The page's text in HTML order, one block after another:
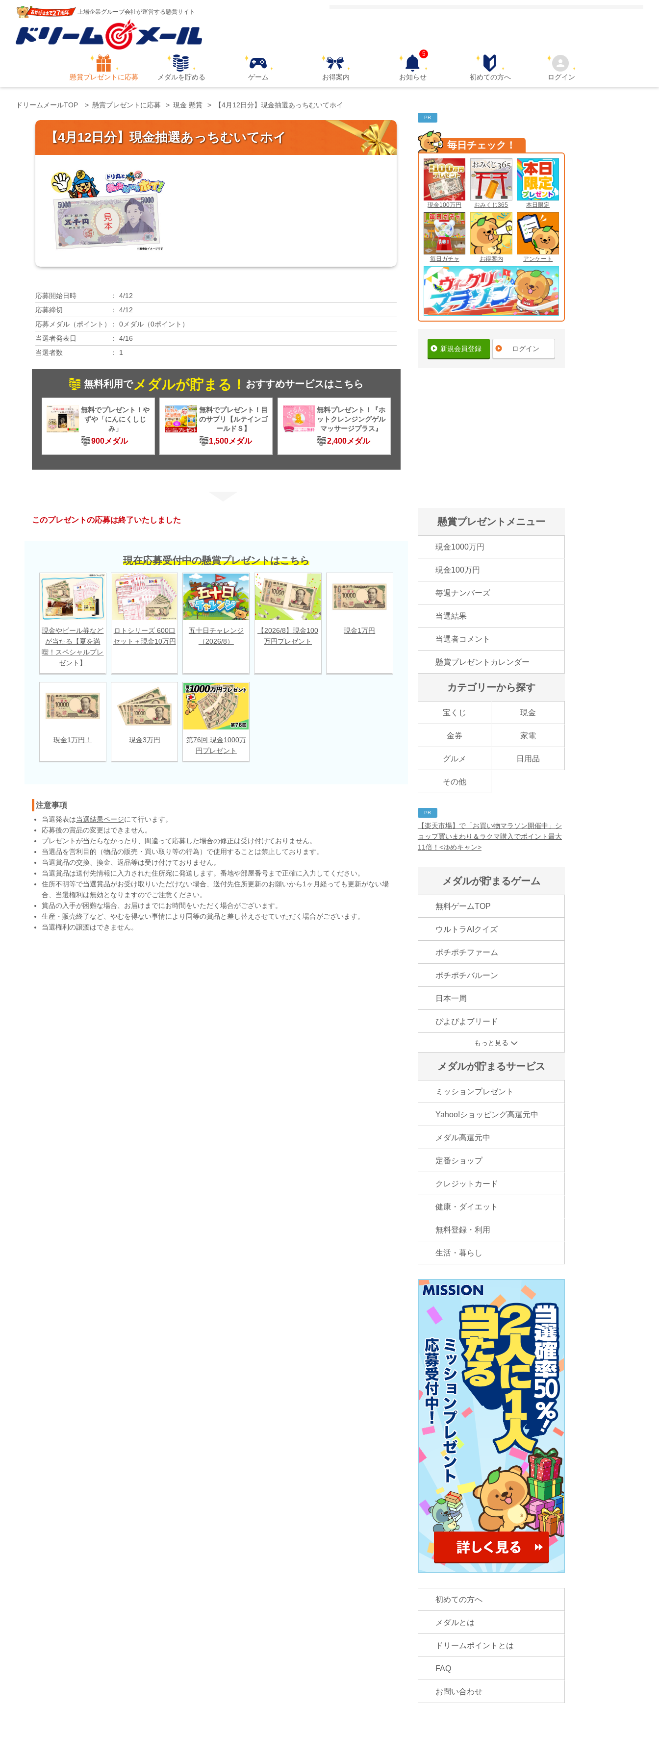
上場企業グループ会社が運営する懸賞サイト
懸賞プレゼントに応募 メダルを貯める ゲーム お得案内 お知らせ
5
初めての方へ ログイン
ドリームメールTOP 懸賞プレゼントに応募 現金 懸賞 【4月12日分】現金抽選あっちむいてホイ
【4月12日分】現金抽選あっちむいてホイ
応募開始日時
4/12
応募締切
4/12
応募メダル（ポイント）
0メダル（0ポイント）
当選者発表日
4/16
当選者数
1
無料利用でメダルが貯まる！ おすすめサービスはこちら
無料でプレゼント！や
ずや「にんにくしじ
み」
900メダル
無料でプレゼント！目
のサプリ【ルテインゴ
ールドＳ】
1,500メダル
無料プレゼント！『ホ
ットクレンジングゲル
マッサージプラス』
2,400メダル
このプレゼントの応募は終了いたしました
現在応募受付中の懸賞プレゼントはこちら
現金やビール券など
が当たる【夏を満
喫！スペシャルプレ
ゼント】
ロトシリーズ 600口
セット＋現金10万円
五十日チャレンジ
（2026/8）
【2026/8】現金100
万円プレゼント
現金1万円
現金1万円！ 現金3万円
第76回 現金1000万
円プレゼント
注意事項
当選発表は当選結果ページにて行います。
応募後の賞品の変更はできません。
プレゼントが当たらなかったり、間違って応募した場合の修正は受け付けておりません。
当選品を営利目的（物品の販売・買い取り等の行為）で使用することは禁止しております。
当選賞品の交換、換金、返品等は受け付けておりません。
当選賞品は送付先情報に入力された住所宛に発送します。番地や部屋番号まで正確に入力してください。
住所不明等で当選賞品がお受け取りいただけない場合、送付先住所更新のお願いから1ヶ月経っても更新がない場
合、当選権利は無効となりますのでご注意ください。
賞品の入手が困難な場合、お届けまでにお時間をいただく場合がございます。
生産・販売終了など、やむを得ない事情により同等の賞品と差し替えさせていただく場合がございます。
当選権利の譲渡はできません。
PR
毎日チェック！
現金100万円 おみくじ365 本日限定
毎日ガチャ お得案内 アンケート
新規会員登録 ログイン
懸賞プレゼントメニュー
現金1000万円
現金100万円
毎週ナンバーズ
当選結果
当選者コメント
懸賞プレゼントカレンダー
カテゴリーから探す
宝くじ 現金
金券 家電
グルメ 日用品
その他
PR
【楽天市場】で「お買い物マラソン開催中」シ
ョップ買いまわり＆ラクマ購入でポイント最大
11倍！<ゆめキャン>
メダルが貯まるゲーム
無料ゲームTOP
ウルトラAIクイズ
ポチポチファーム
ポチポチバルーン
日本一周
ぴよぴよブリード
もっと見る
メダルが貯まるサービス
ミッションプレゼント
Yahoo!ショッピング高還元中
メダル高還元中
定番ショップ
クレジットカード
健康・ダイエット
無料登録・利用
生活・暮らし
初めての方へ
メダルとは
ドリームポイントとは
FAQ
お問い合わせ